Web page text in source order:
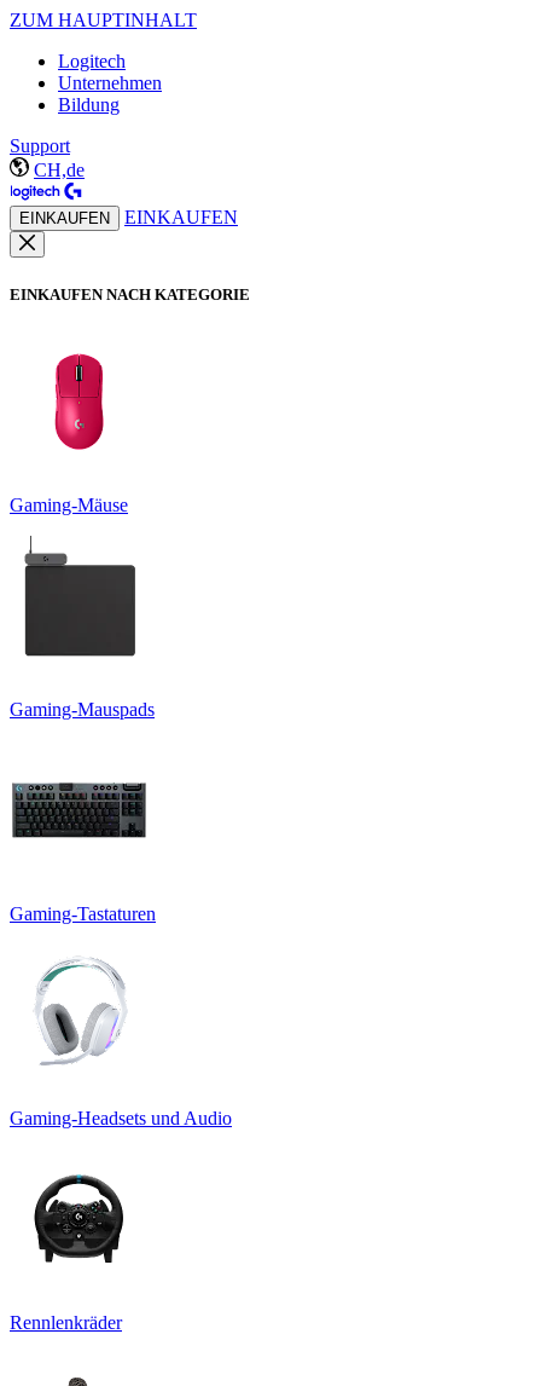
ZUM HAUPTINHALT
Logitech
Unternehmen
Bildung
Support
CH,de
EINKAUFEN EINKAUFEN
EINKAUFEN NACH KATEGORIE
Gaming-Mäuse
Gaming-Mauspads
Gaming-Tastaturen
Gaming-Headsets und Audio
Rennlenkräder